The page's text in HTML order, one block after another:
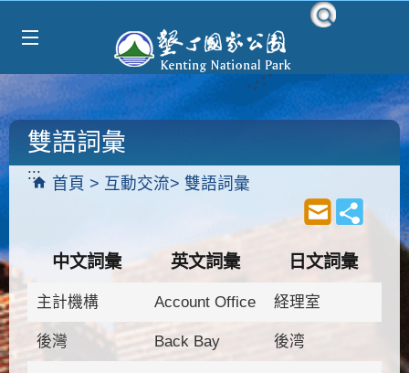
:::
首頁 互動交流 雙語詞彙
雙語詞彙
中文詞彙 英文詞彙 日文詞彙
主計機構 Account Office 経理室
後灣 Back Bay 後湾